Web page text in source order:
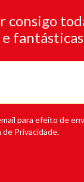
para efeito de
Privacidade.